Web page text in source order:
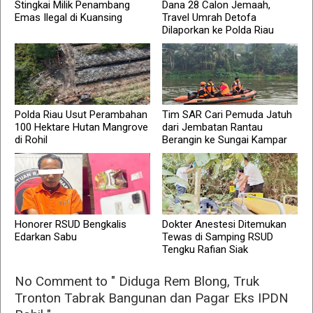
Stingkai Milik Penambang
Emas Ilegal di Kuansing
Dana 28 Calon Jemaah,
Travel Umrah Detofa
Dilaporkan ke Polda Riau
Polda Riau Usut Perambahan
100 Hektare Hutan Mangrove
di Rohil
Tim SAR Cari Pemuda Jatuh
dari Jembatan Rantau
Berangin ke Sungai Kampar
Honorer RSUD Bengkalis
Edarkan Sabu
Dokter Anestesi Ditemukan
Tewas di Samping RSUD
Tengku Rafian Siak
No Comment to " Diduga Rem Blong, Truk
Tronton Tabrak Bangunan dan Pagar Eks IPDN